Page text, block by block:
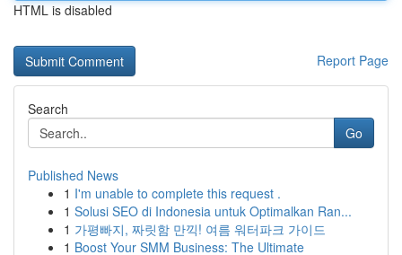
HTML is disabled
Report Page
Search
Go
Published News
1 I'm unable to complete this request .
1 Solusi SEO di Indonesia untuk Optimalkan Ran...
1 가평빠지, 짜릿함 만끽! 여름 워터파크 가이드
1 Boost Your SMM Business: The Ultimate